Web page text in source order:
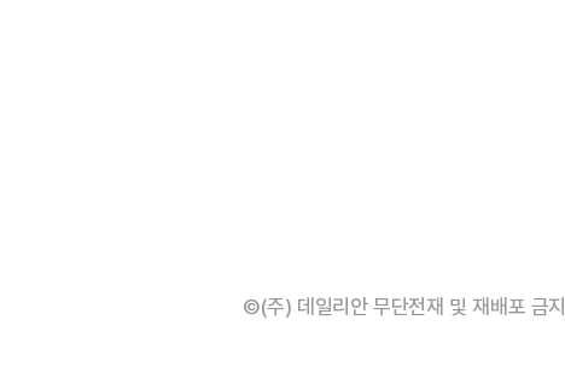
©(주) 데일리안 무단전재 및 재배포 금지